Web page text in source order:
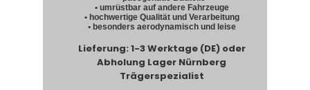
• umrüstbar auf andere Fahrzeuge
• hochwertige Qualität und Verarbeitung
• besonders aerodynamisch und leise
Lieferung: 1-3 Werktage (DE) oder
Abholung Lager Nürnberg
Trägerspezialist